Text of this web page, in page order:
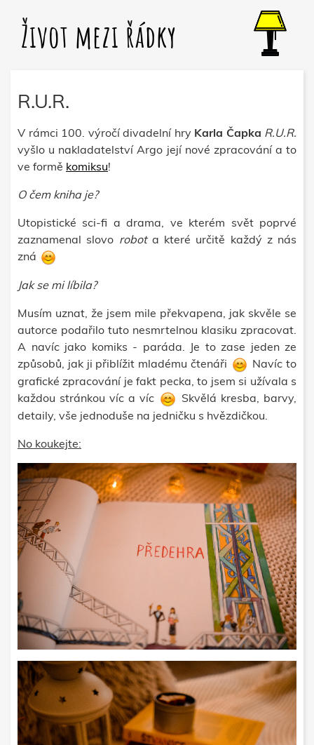
Život mezi řádky
R.U.R.
V rámci 100. výročí divadelní hry Karla Čapka R.U.R.
vyšlo u nakladatelství Argo její nové zpracování a to
ve formě komiksu!
O čem kniha je?
Utopistické sci-fi a drama, ve kterém svět poprvé
zaznamenal slovo robot a které určitě každý z nás
zná
Jak se mi líbila?
Musím uznat, že jsem mile překvapena, jak skvěle se
autorce podařilo tuto nesmrtelnou klasiku zpracovat.
A navíc jako komiks - paráda. Je to zase jeden ze
způsobů, jak ji přiblížit mladému čtenáři
Navíc to
grafické zpracování je fakt pecka, to jsem si užívala s
každou stránkou víc a víc
Skvělá kresba, barvy,
detaily, vše jednoduše na jedničku s hvězdičkou.
No koukejte: